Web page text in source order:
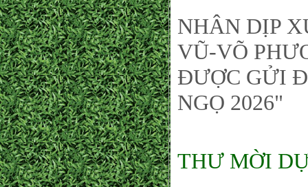
NHÂN DỊP
VŨ-VÕ
ĐƯỢC GỬI
NGỌ 2026"
THƯ MỜI